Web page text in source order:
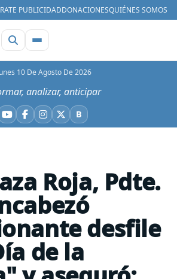
PUBLICIDADDONACIONESQUIÉNES SOMOS
10 De Agosto De 2026
analizar, anticipar
YouTube
Facebook
Instagram
X BBluesky
Roja, Pdte.
desfile
de la